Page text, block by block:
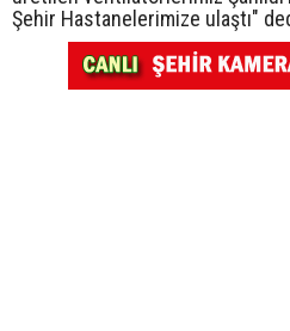
Şehir Hastanelerimize ulaştı"